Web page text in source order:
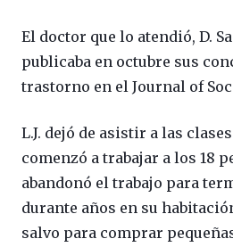
El doctor que lo atendió, D.
publicaba en octubre sus
trastorno en el Journal of
L.J. dejó de asistir a las
comenzó a trabajar a los 18
abandonó el trabajo para
durante años en su
salvo para comprar